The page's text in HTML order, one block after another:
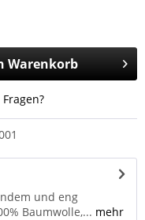
Warenkorb
Fragen?
und eng
Baumwolle,... mehr